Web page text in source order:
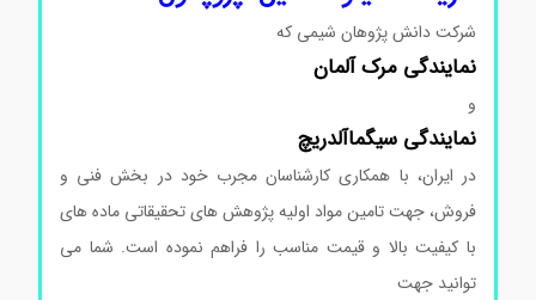
شرکت دانش پژوهان شیمی که
نمایندگیمرکآلمان
نمایندگیسیگماآلدریچ
در ایران، با همکاری کارشناسان مجرب خود در بخش فنی و
فروش، جهت تامین مواد اولیه پژوهش های تحقیقاتی ماده های
با کیفیت بالا و قیمت مناسب را فراهم نموده است. شما می
توانید جهت